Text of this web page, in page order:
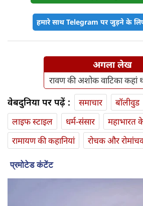
हमारे साथ Telegram पर जुड़ने के
अगला लेख
रावण की अशोक वाटिका कहां
वेबदुनिया पर पढ़ें : समाचार बॉलीवुड
लाइफ स्‍टाइल
धर्म-संसार
महाभारत
रामायण की कहानियां
रोचक और